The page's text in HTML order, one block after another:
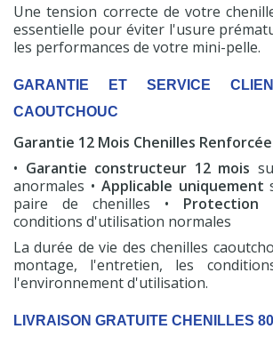
Une tension correcte de votre
essentielle pour éviter l'usure
les performances de votre mini-pelle.
GARANTIE ET SERVICE
CAOUTCHOUC
Garantie 12 Mois Chenilles
• Garantie constructeur 12 mois
anormales • Applicable uniquement
paire de chenilles • Protection
conditions d'utilisation normales
La durée de vie des chenilles
montage, l'entretien, les
l'environnement d'utilisation.
LIVRAISON GRATUITE CHENILLES